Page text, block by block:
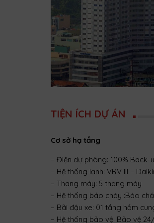
TIỆN ÍCH DỰ ÁN
Cơ sở hạ tầng
– Điện dự phòng: 100% Back-
– Hệ thống lạnh: VRV III –
– Thang máy: 5 thang máy
– Hệ thống báo cháy :Báo
– Bãi đậu xe: 01 tầng hầm
– Hệ thống bảo vệ: Bảo vệ